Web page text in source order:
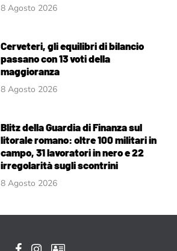
8 Agosto 2026
Cerveteri, gli equilibri di bilancio
passano con 13 voti della
maggioranza
8 Agosto 2026
Blitz della Guardia di Finanza sul
litorale romano: oltre 100 militari in
campo, 31 lavoratori in nero e 22
irregolarità sugli scontrini
8 Agosto 2026